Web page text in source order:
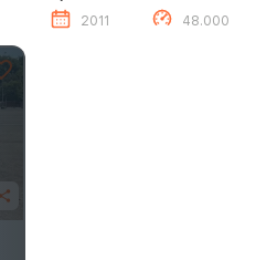
2011 48.000